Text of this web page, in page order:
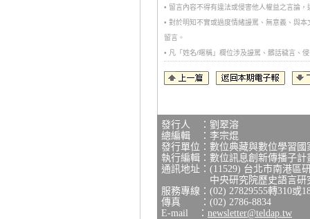
• 留言內容不得有違法或侵害他人權益之言論
• 對於明知不實或過度情緒謾罵、無意義、與
留言。
• 凡「姓名/暱稱」欄位涉及謾罵、髒話穢言、
發行人 ：劉翠溶
總編輯 ：李宗焜
發行單位：數位典藏與數位學習
執行編輯：數位訊息創新傳播子計
通訊地址：(11529) 台北市南港區
中央研究院歷史語言研究
服務專線：(02) 27829555轉310或
傳真 ：(02) 2786-8834
E-mail ： newsletter@teldap.tw